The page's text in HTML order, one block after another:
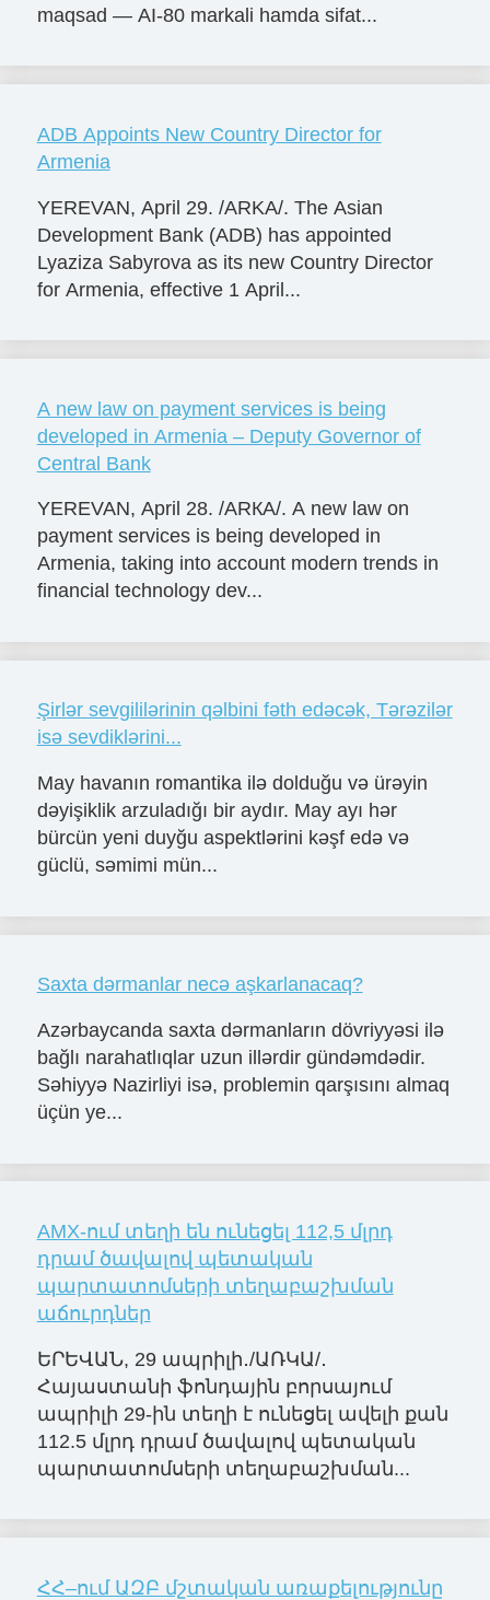
maqsad — AI-80 markali hamda sifat...
ADB Appoints New Country Director for
Armenia
YEREVAN, April 29. /ARKA/. The Asian
Development Bank (ADB) has appointed
Lyaziza Sabyrova as its new Country Director
for Armenia, effective 1 April...
A new law on payment services is being
developed in Armenia – Deputy Governor of
Central Bank
YEREVAN, April 28. /ARКА/. A new law on
payment services is being developed in
Armenia, taking into account modern trends in
financial technology dev...
Şirlər sevgililərinin qəlbini fəth edəcək, Tərəzilər
isə sevdiklərini...
May havanın romantika ilə dolduğu və ürəyin
dəyişiklik arzuladığı bir aydır. May ayı hər
bürcün yeni duyğu aspektlərini kəşf edə və
güclü, səmimi mün...
Saxta dərmanlar necə aşkarlanacaq?
Azərbaycanda saxta dərmanların dövriyyəsi ilə
bağlı narahatlıqlar uzun illərdir gündəmdədir.
Səhiyyə Nazirliyi isə, problemin qarşısını almaq
üçün ye...
AMX-ում տեղի են ունեցել 112,5 մլրդ
դրամ ծավալով պետական
պարտատոմսերի տեղաբաշխման
աճուրդներ
ԵՐԵՎԱՆ, 29 ապրիլի․/ԱՌԿԱ/․
Հայաստանի ֆոնդային բորսայում
ապրիլի 29-ին տեղի է ունեցել ավելի քան
112.5 մլրդ դրամ ծավալով պետական
պարտատոմսերի տեղաբաշխման...
ՀՀ–ում ԱԶԲ մշտական առաքելությունը